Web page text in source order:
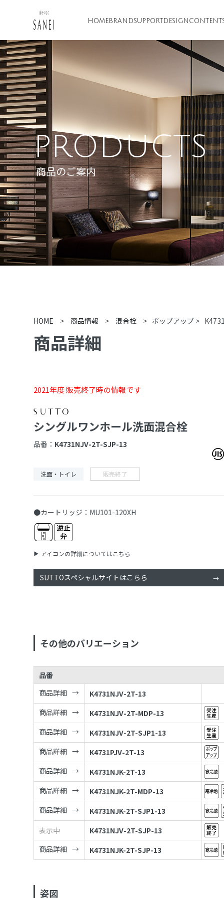
HOME BRANDSUPPORT DESIGN
PRODUCTS
商品のご案内
HOME > 商品情報 > 混合栓 > ポップアップ >
商品詳細
2021年度 販売終了時の情報です
シングルワンホール洗面混合栓
品番： K4731NJV-2T-SJP-13
洗面・トイレ 販売終了
●カートリッジ：MU101-120XH
アイコンの詳細についてはこちら
SUTTOスペシャルサイトはこちら
その他のバリエーション
品番
商品詳細
K4731NJV-2T-13
商品詳細
K4731NJV-2T-MDP-13
商品詳細
K4731NJV-2T-SJP1-13
商品詳細
K4731PJV-2T-13
商品詳細
K4731NJK-2T-13
商品詳細
K4731NJK-2T-MDP-13
商品詳細
K4731NJK-2T-SJP1-13
表示中
K4731NJV-2T-SJP-13
商品詳細
K4731NJK-2T-SJP-13
姿図